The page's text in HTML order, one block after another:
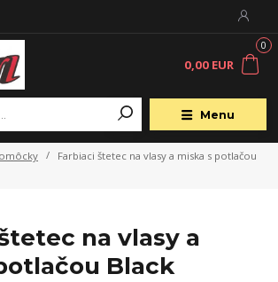
Menu
0
0,00 EUR
Farbiaci štetec na vlasy a miska s potlačou
na vlasy a
Black